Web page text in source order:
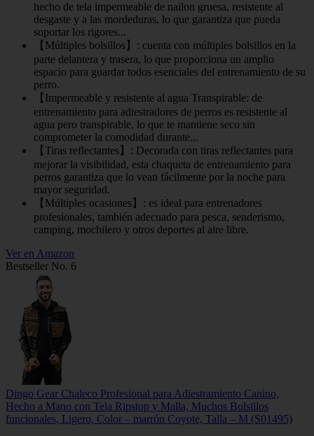
hecho de tela impermeable de nailon gruesa, resistente al
desgaste y a las mordeduras, lo que garantiza que pueda
soportar los rigores...
【Múltiples bolsillos】: cuenta con múltiples bolsillos en la
parte delantera y trasera, lo que proporciona un amplio
espacio para guardar todos esenciales del entrenamiento de su
perro.
【Impermeable y resistente al agua Transpirable: de
entrenamiento para adiestradores de perros es resistente al
agua pero transpirable, lo que te mantiene seco sin
comprometer la comodidad durante...
【Tiras reflectantes】: Decorada con tiras reflectantes para
mejorar la visibilidad, esta chaqueta de entrenamiento para
perros garantiza que lo vean fácilmente por la noche para
mayor seguridad.
【Múltiples ocasiones】: es ideal para entrenadores
profesionales, también adecuado para pesca, senderismo,
camping, mochilero y otros deportes al aire libre.
Ver en Amazon
Bestseller No. 6
Dingo Gear Chaleco Profesional para Adiestramiento Canino,
Hecho a Mano con Tela Ripstop y Malla, Muchos Bolsillos
funcionales, Ligero, Color – marrón Coyote, Talla – M (S01495)